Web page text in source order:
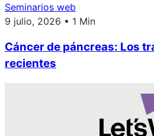
Seminarios web
9 julio, 2026 • 1 Min
Cáncer de páncreas: Los
recientes